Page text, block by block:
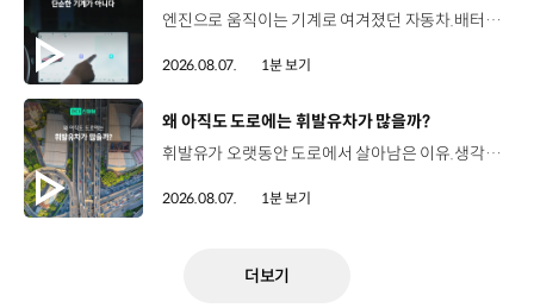
엔진으로 움직이는 기계로 여겨졌던 자동차.배터리와 소프트웨어를 통해 어떻게 바뀌고 있을까요? 현대진행형 팟캐스트 EP.21에서 확인하세요.📻 #현대자동차그룹 #현대진행형 #모빌리티팟캐스트 #SDV #전기차 #연료 #미래모빌리티 #모빌리티
2026.08.07. 1분 보기
[동영상]
왜 아직도 도로에는 휘발유차가 많을까?
휘발유가 오랫동안 도로에서 살아남은 이유.생각보다 강력한 장점이 있었습니다. 현대진행형 팟캐스트 EP.21에서 확인하세요.📻 #현대자동차그룹 #현대진행형 #모빌리티팟캐스트 #휘발유 #내연기관 #연료 #미래모빌리티 #모빌리티
2026.08.07. 1분 보기
더보기